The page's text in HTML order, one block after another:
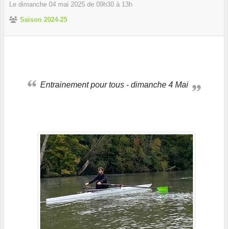
Le dimanche 04 mai 2025 de 09h30 à 13h
Saison 2024-25
Entrainement pour tous - dimanche 4 Mai